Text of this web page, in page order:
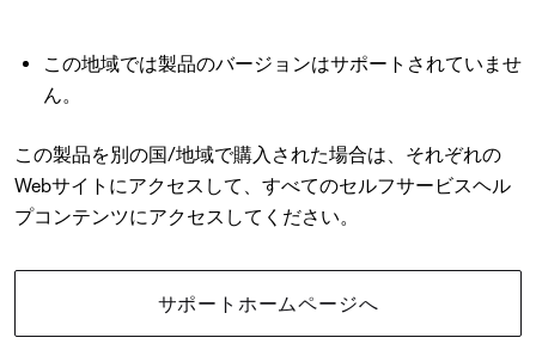
この地域では製品のバージョンはサポートされていませ
ん。
この製品を別の国/地域で購入された場合は、それぞれの
Webサイトにアクセスして、すべてのセルフサービスヘル
プコンテンツにアクセスしてください。
サポートホームページへ